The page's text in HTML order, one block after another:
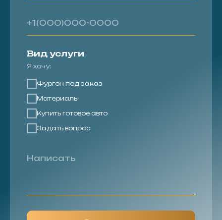
Вид услуги
Я хочу:
Фургон под заказ
Материалы
Купить готовое авто
Задать вопрос